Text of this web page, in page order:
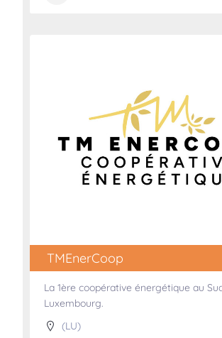
TMEnerCoop
La 1ère coopérative énergétique au
Luxembourg.
(LU)